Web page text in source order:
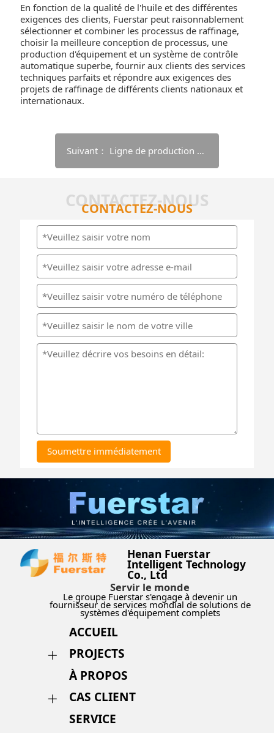
En fonction de la qualité de l'huile et des différentes
exigences des clients, Fuerstar peut raisonnablement
sélectionner et combiner les processus de raffinage,
choisir la meilleure conception de processus, une
production d'équipement et un système de contrôle
automatique superbe, fournir aux clients des services
techniques parfaits et répondre aux exigences des
projets de raffinage de différents clients nationaux et
internationaux.
Suivant： Ligne de production de raffinage et de fractionnement d'huile de palme 900TPD-Éthiopie
CONTACTEZ-NOUS
CONTACTEZ-NOUS
Soumettre immédiatement
Henan Fuerstar
Intelligent Technology
Co., Ltd
Servir le monde
Le groupe Fuerstar s'engage à devenir un
fournisseur de services mondial de solutions de
systèmes d'équipement complets
ACCUEIL
PROJECTS
À PROPOS
CAS CLIENT
SERVICE